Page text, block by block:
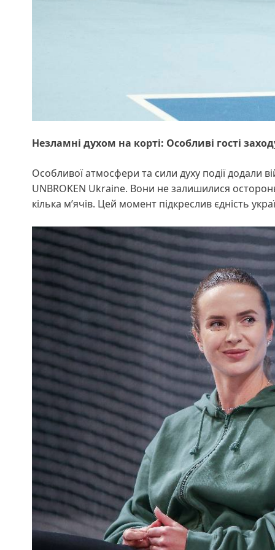
Незламні духом на корті: Особливі гості
Особливої атмосфери та сили духу події додали
UNBROKEN Ukraine. Вони не залишилися
кілька м’ячів. Цей момент підкреслив єдність